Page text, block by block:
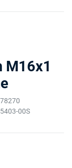
M16x1
00S